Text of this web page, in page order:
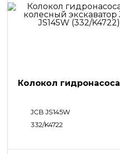
Колокол гидронасоса
JCB JS145W
332/K4722